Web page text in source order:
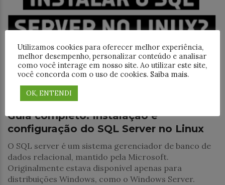
Treinamentos
Guia completo: Instalação e
configuração do SQL Server no Linux
O SQL server é um sistema gerenciador de banco de
dados relacional, mantido pela Microsoft.
Originalmente estava disponível apenas para
distribuições Windows, como o Windows Server.
Utilizamos cookies para oferecer melhor experiência,
melhor desempenho, personalizar conteúdo e analisar
como você interage em nosso site. Ao utilizar este site,
você concorda com o uso de cookies. Saiba mais.
OK, ENTENDI